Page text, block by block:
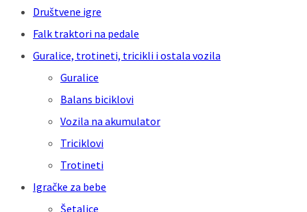
Društvene igre
Falk traktori na pedale
Guralice, trotineti, tricikli i ostala vozila
Guralice
Balans biciklovi
Vozila na akumulator
Triciklovi
Trotineti
Igračke za bebe
Šetalice